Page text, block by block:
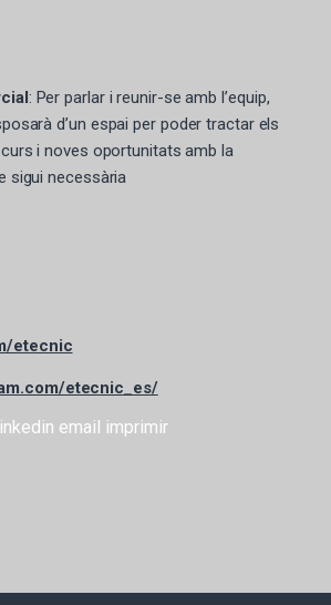
: Per parlar i reunir-se amb l’equip,
d’un espai per poder tractar els
i noves oportunitats amb la
sigui necessària
etecnic
etecnic_es/
linkedin email imprimir